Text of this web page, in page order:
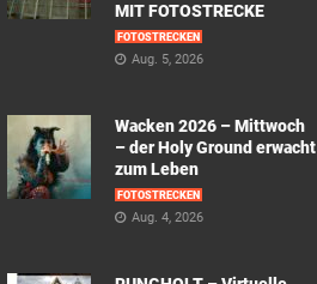
MIT FOTOSTRECKE
FOTOSTRECKEN
Aug. 5, 2026
Wacken 2026 – Mittwoch
– der Holy Ground erwacht
zum Leben
FOTOSTRECKEN
Aug. 4, 2026